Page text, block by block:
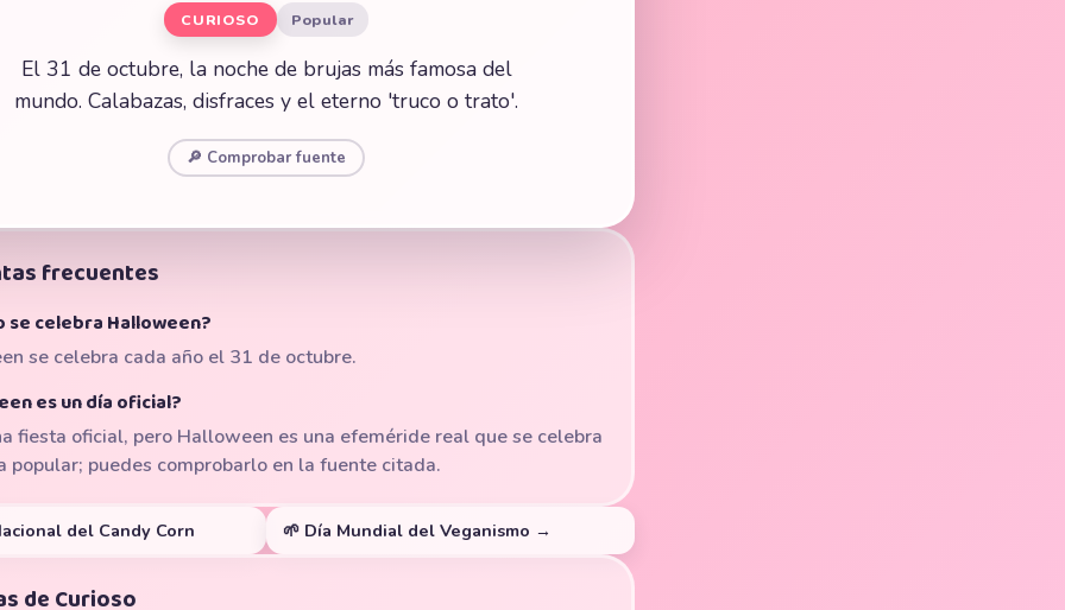
CURIOSO Popular
El 31 de octubre, la noche de brujas más famosa del
mundo. Calabazas, disfraces y el eterno 'truco o trato'.
🔎 Comprobar fuente
frecuentes
se celebra Halloween?
se celebra cada año el 31 de octubre.
es un día oficial?
fiesta oficial, pero Halloween es una efeméride real que se celebra
popular; puedes comprobarlo en la fuente citada.
del Candy Corn 🌱 Día Mundial del Veganismo →
de Curioso